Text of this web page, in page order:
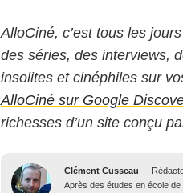
AlloCiné, c’est tous les
des séries, des interviews,
insolites et cinéphiles sur
AlloCiné sur Google
richesses d’un site conçu
Clément Cusseau -
Après des études en école de